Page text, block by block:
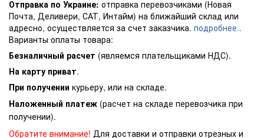
Отправка по Украине: отправка перевозчиками (Новая
Почта, Деливери, САТ, Интайм) на ближайший склад или
адресно, осуществляется за счет заказчика. подробнее..
Варианты оплаты товара:
Безналичный расчет (являемся плательщиками НДС).
На карту приват.
При получении курьеру, или на складе.
Наложенный платеж (расчет на складе перевозчика при
получении).
Обратите внимание! Для доставки и отправки отрезных и